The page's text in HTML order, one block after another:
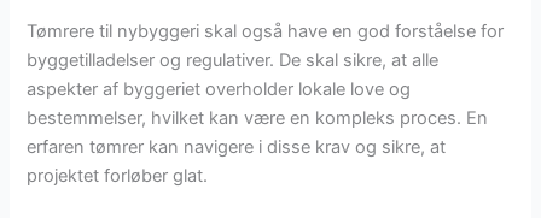
Tømrere til nybyggeri skal også have en god forståelse for
byggetilladelser og regulativer. De skal sikre, at alle
aspekter af byggeriet overholder lokale love og
bestemmelser, hvilket kan være en kompleks proces. En
erfaren tømrer kan navigere i disse krav og sikre, at
projektet forløber glat.